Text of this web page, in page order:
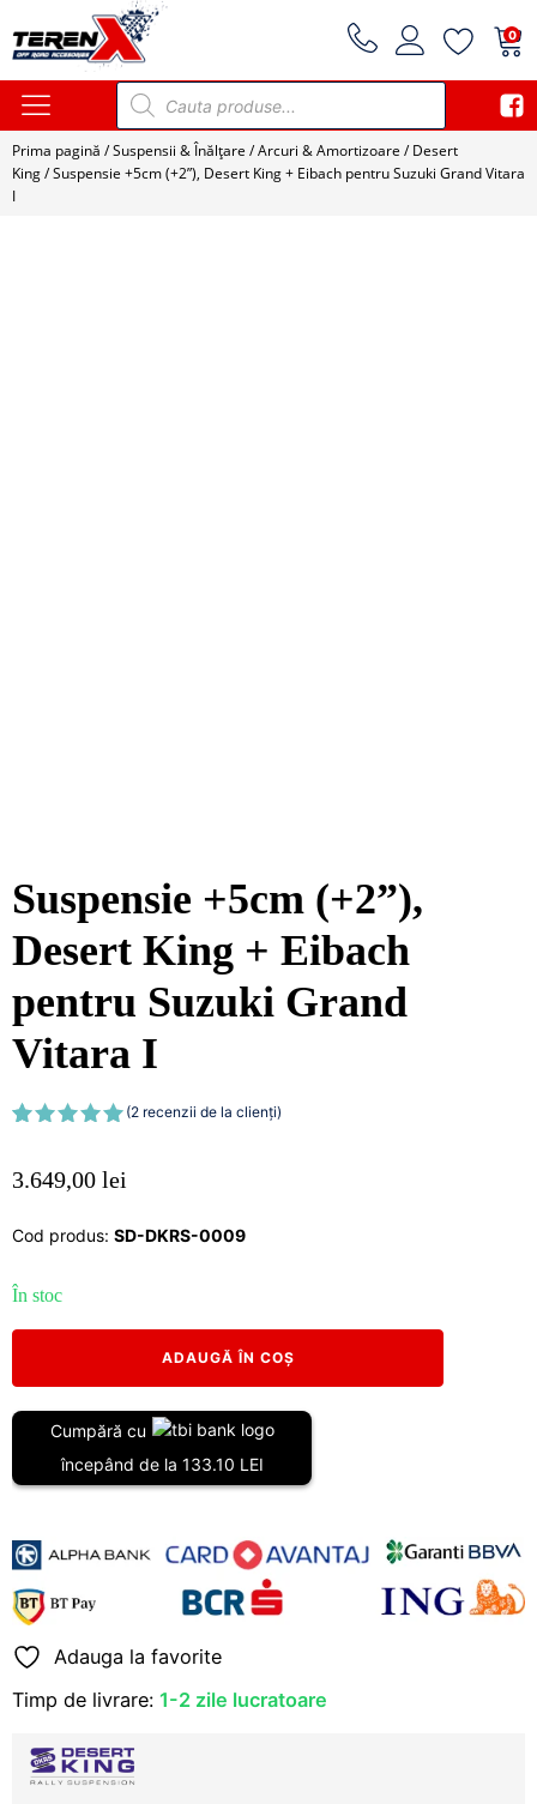
0
Products
search
Prima pagină /Suspensii & Înălțare /Arcuri & Amortizoare /Desert
King/ Suspensie +5cm (+2”), Desert King + Eibach pentru Suzuki Grand Vitara
I
Suspensie +5cm (+2”),
Desert King + Eibach
pentru Suzuki Grand
Vitara I
pe baza a
(2 recenzii de la clienți)
3.649,00 lei
Cod produs: SD-DKRS-0009
În stoc
(+2”),
Desert
+
Suzuki
Vitara
ADAUGĂ ÎN COȘ
Cumpără cu
începând de la 133.10 LEI
Adauga la favorite
Timp de livrare: 1-2 zile lucratoare